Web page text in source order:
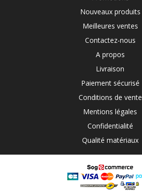
Nouveaux produits
Meilleures ventes
Contactez-nous
A propos
Livraison
Paiement sécurisé
Conditions de vente
Mentions légales
Confidentialité
Qualité matériaux